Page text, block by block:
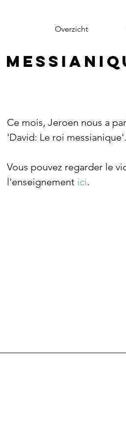
Overzicht
Ce mois, Jeroen nous a
'David: Le roi messianique'.
Vous pouvez regarder le
l'enseignement ici.